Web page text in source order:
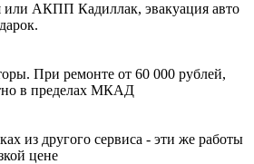
или АКПП Кадиллак, эвакуация авто
При ремонте от 60 000 рублей,
в пределах МКАД
из другого сервиса - эти же работы
цене